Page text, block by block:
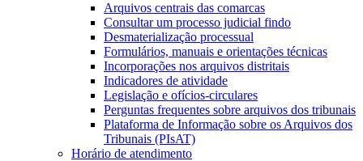
Arquivos centrais das comarcas
Consultar um processo judicial findo
Desmaterialização processual
Formulários, manuais e orientações técnicas
Incorporações nos arquivos distritais
Indicadores de atividade
Legislação e ofícios-circulares
Perguntas frequentes sobre arquivos dos tribunais
Plataforma de Informação sobre os Arquivos dos
Tribunais (PIsAT)
Horário de atendimento